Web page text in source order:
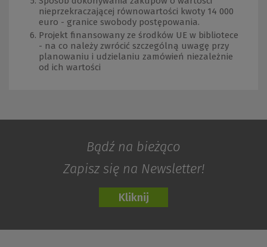
nieprzekraczającej równowartości kwoty 14 000
euro - granice swobody postępowania.
Projekt finansowany ze środków UE w bibliotece
- na co należy zwrócić szczególną uwagę przy
planowaniu i udzielaniu zamówień niezależnie
od ich wartości
Bądź na bieżąco
Zapisz się na Newsletter!